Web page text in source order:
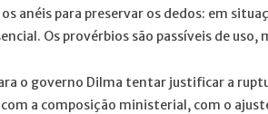
anéis para preservar os dedos: em
Os provérbios são passíveis de uso,
o governo Dilma tentar justificar a
a composição ministerial, com o